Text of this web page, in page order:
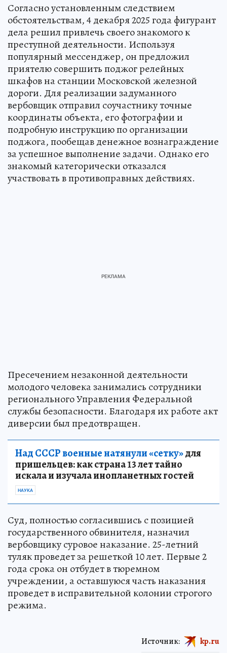
Согласно установленным следствием
обстоятельствам, 4 декабря 2025 года фигурант
дела решил привлечь своего знакомого к
преступной деятельности. Используя
популярный мессенджер, он предложил
приятелю совершить поджог релейных
шкафов на станции Московской железной
дороги. Для реализации задуманного
вербовщик отправил соучастнику точные
координаты объекта, его фотографии и
подробную инструкцию по организации
поджога, пообещав денежное вознаграждение
за успешное выполнение задачи. Однако его
знакомый категорически отказался
участвовать в противоправных действиях.
Пресечением незаконной деятельности
молодого человека занимались сотрудники
регионального Управления Федеральной
службы безопасности. Благодаря их работе акт
диверсии был предотвращен.
Над СССР военные натянули «сетку»для
пришельцев: как страна 13 лет тайно
искала и изучала инопланетных гостей
НАУКА
Суд, полностью согласившись с позицией
государственного обвинителя, назначил
вербовщику суровое наказание. 25-летний
туляк проведет за решеткой 10 лет. Первые 2
года срока он отбудет в тюремном
учреждении, а оставшуюся часть наказания
проведет в исправительной колонии строгого
режима.
Источник: kp.ru